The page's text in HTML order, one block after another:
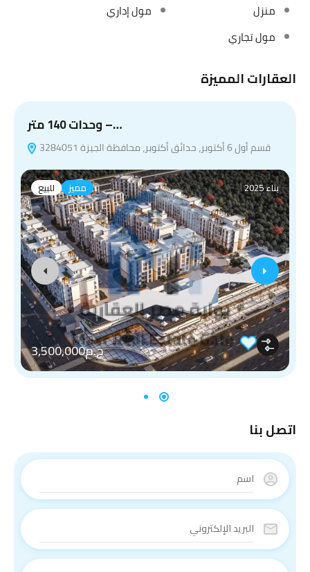
منزل
مول إداري
مول تجاري
العقارات المميزة
وحدات 140 متر –…
قسم أول 6 أكتوبر، حدائق أكتوبر، محافظة الجيزة 3284051
للبيع مميز بناء 2025
ج.م3,500,000
اتصل بنا